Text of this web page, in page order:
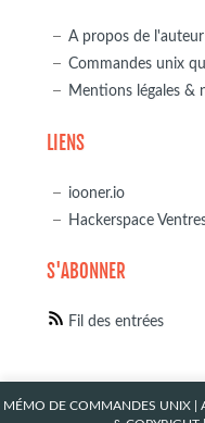
A propos de l'auteur
Commandes unix
Mentions légales &
LIENS
iooner.io
Hackerspace
S'ABONNER
Fil des entrées
MÉMO DE COMMANDES UNIX|